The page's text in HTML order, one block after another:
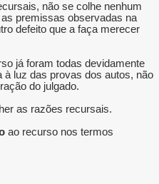
não se colhe nenhum
premissas observadas na
defeito que a faça merecer
já foram todas devidamente
à luz das provas dos autos, não
do julgado.
as razões recursais.
ao recurso nos termos